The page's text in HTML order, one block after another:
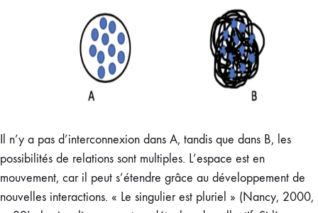
Il n’y a pas d’interconnexion dans A, tandis que dans B, les
possibilités de relations sont multiples. L’espace est en
mouvement, car il peut s’étendre grâce au développement de
nouvelles interactions. « Le singulier est pluriel » (Nancy, 2000,